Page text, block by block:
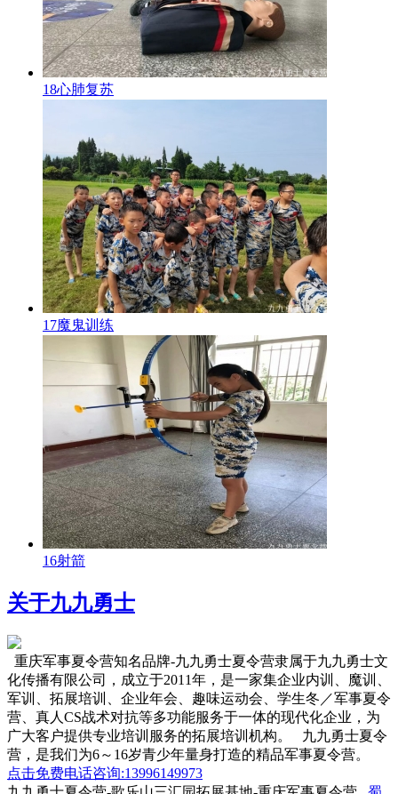
18心肺复苏
17魔鬼训练
16射箭
关于九九勇士
重庆军事夏令营知名品牌-九九勇士夏令营隶属于九九勇士文
化传播有限公司，成立于2011年，是一家集企业内训、魔训、
军训、拓展培训、企业年会、趣味运动会、学生冬／军事夏令
营、真人CS战术对抗等多功能服务于一体的现代化企业，为
广大客户提供专业培训服务的拓展培训机构。 九九勇士夏令
营，是我们为6～16岁青少年量身打造的精品军事夏令营。
点击免费电话咨询:13996149973